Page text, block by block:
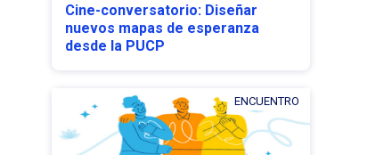
Cine-conversatorio: Diseñar
nuevos mapas de esperanza
desde la PUCP
ENCUENTRO